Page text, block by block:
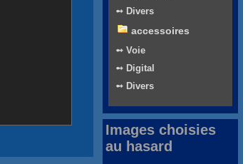
➻ Divers
accessoires
➻ Voie
➻ Digital
➻ Divers
Images choisies
au hasard